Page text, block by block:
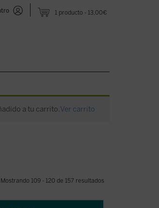
1 producto 13,00€
a tu carrito.Ver carrito
Mostrando 109 - 120 de 157 resultados